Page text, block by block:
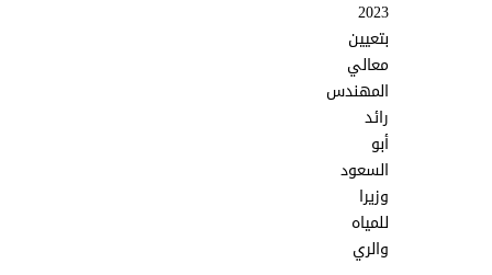
2023
بتعيين
معالي
المهندس
رائد
أبو
السعود
وزيرا
للمياه
والري